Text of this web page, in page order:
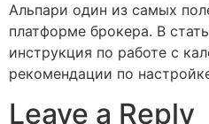
Альпари один из самых
платформе брокера. В
инструкция по работе с
рекомендации по
Leave a Reply